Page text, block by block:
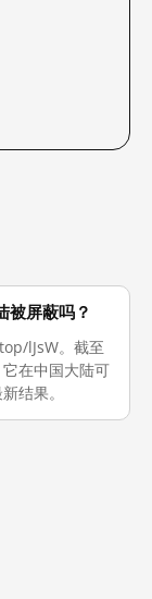
屏蔽吗？
lJsW。截至
在中国大陆可
结果。